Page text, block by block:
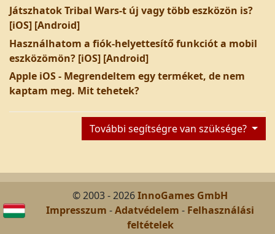
Játszhatok Tribal Wars-t új vagy több eszközön is?
[iOS] [Android]
Használhatom a fiók-helyettesítő funkciót a mobil
eszközömön? [iOS] [Android]
Apple iOS - Megrendeltem egy terméket, de nem
kaptam meg. Mit tehetek?
További segítségre van szüksége?
© 2003 - 2026InnoGames GmbH
Impresszum -Adatvédelem - Felhasználási
feltételek